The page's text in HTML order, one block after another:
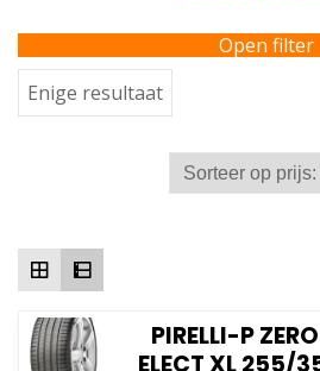
Open filter
Enige resultaat
PIRELLI-P